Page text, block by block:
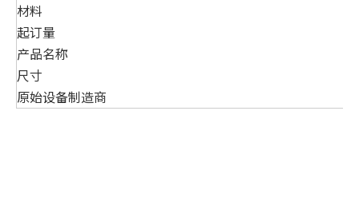
材料
起订量
产品名称
尺寸
原始设备制造商